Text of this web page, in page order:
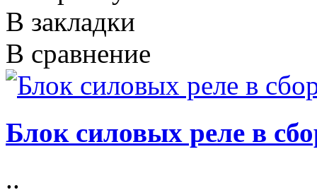
В закладки
В сравнение
Блок силовых реле в
..